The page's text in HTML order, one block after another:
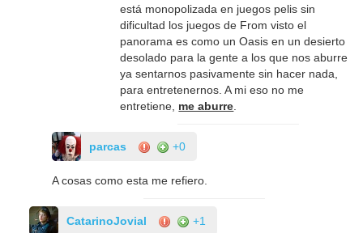
está monopolizada en juegos pelis sin
dificultad los juegos de From visto el
panorama es como un Oasis en un desierto
desolado para la gente a los que nos aburre
ya sentarnos pasivamente sin hacer nada,
para entretenernos. A mi eso no me
entretiene, me aburre
parcas +0
A cosas como esta me refiero.
CatarinoJovial +1